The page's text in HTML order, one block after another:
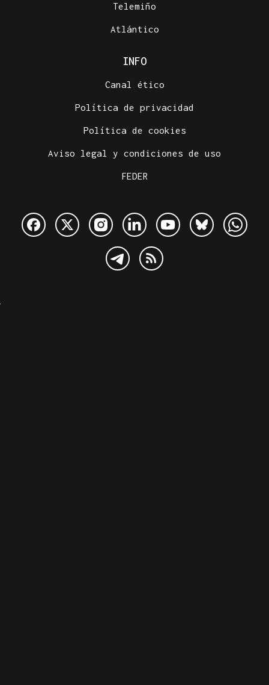
Telemiño
Atlántico
INFO
Canal ético
Política de privacidad
Política de cookies
Aviso legal y condiciones de uso
FEDER